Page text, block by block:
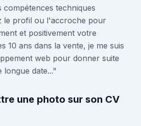
compétences techniques
le profil ou l'accroche pour
et positivement votre
10 ans dans la vente, je me suis
web pour donner suite
longue date..."
une photo sur son CV